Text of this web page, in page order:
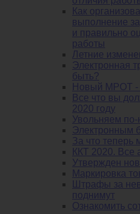
Как
выполнение
и правильно
работы
Летние
Электронная
быть?
Новый МРОТ -
Все что вы
2020 году
Увольняем
Электронным
За что теперь
ККТ 2020. Все
Утвержден
Маркировка
Штрафы за
поднимут
Ознакомить